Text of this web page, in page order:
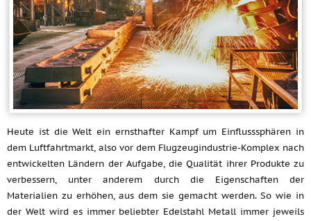
Heute ist die Welt ein ernsthafter Kampf um Einflusssphären in
dem Luftfahrtmarkt, also vor dem Flugzeugindustrie-Komplex nach
entwickelten Ländern der Aufgabe, die Qualität ihrer Produkte zu
verbessern, unter anderem durch die Eigenschaften der
Materialien zu erhöhen, aus dem sie gemacht werden. So wie in
der Welt wird es immer beliebter Edelstahl Metall immer jeweils